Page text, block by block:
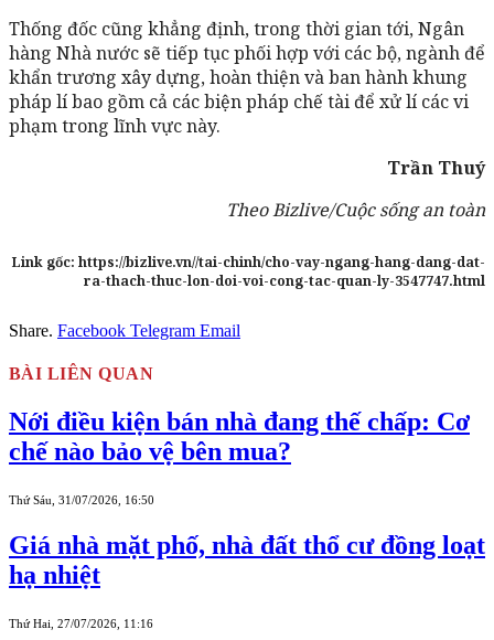
Thống đốc cũng khẳng định, trong thời gian tới, Ngân
hàng Nhà nước sẽ tiếp tục phối hợp với các bộ, ngành để
khẩn trương xây dựng, hoàn thiện và ban hành khung
pháp lí bao gồm cả các biện pháp chế tài để xử lí các vi
phạm trong lĩnh vực này.
Trần Thuý
Theo Bizlive/Cuộc sống an toàn
Link gốc: https://bizlive.vn//tai-chinh/cho-vay-ngang-hang-dang-dat-
ra-thach-thuc-lon-doi-voi-cong-tac-quan-ly-3547747.html
Share. Facebook Telegram Email
BÀI LIÊN QUAN
Nới điều kiện bán nhà đang thế chấp: Cơ
chế nào bảo vệ bên mua?
Thứ Sáu, 31/07/2026, 16:50
Giá nhà mặt phố, nhà đất thổ cư đồng loạt
hạ nhiệt
Thứ Hai, 27/07/2026, 11:16